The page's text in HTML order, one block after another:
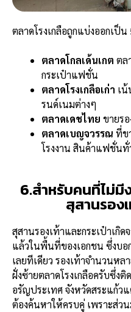
ตลาดโรงเกลือถูกแบ่งออกเป็
ตลาดโกลเด้นเกต ตล
กระเป๋าแฟชั่น
ตลาดโรงเกลือเก่า เ
รนด์เนมต่างๆ
ตลาดเดชไทย ขายร
ตลาดเบญจวรรณ ที่ข
โรงงาน สินค้าแฟชั่นทั่
6.สำหรับคนที่ไม่มี
สุสานรองเ
สุสานรองเท้าและกระเป๋าเกิ
แล้วในพื้นที่ของเอกชน ซึ่งบอ
เลยทีเดียว รองเท้าจำนวนห
ฝั่งซ้ายตลาดโรงเกลือครับซึ่ง
อรัญประเทศ จังหวัดสระแก้ว
ต้องค้นหาให้ครบคู่ เพราะส่ว